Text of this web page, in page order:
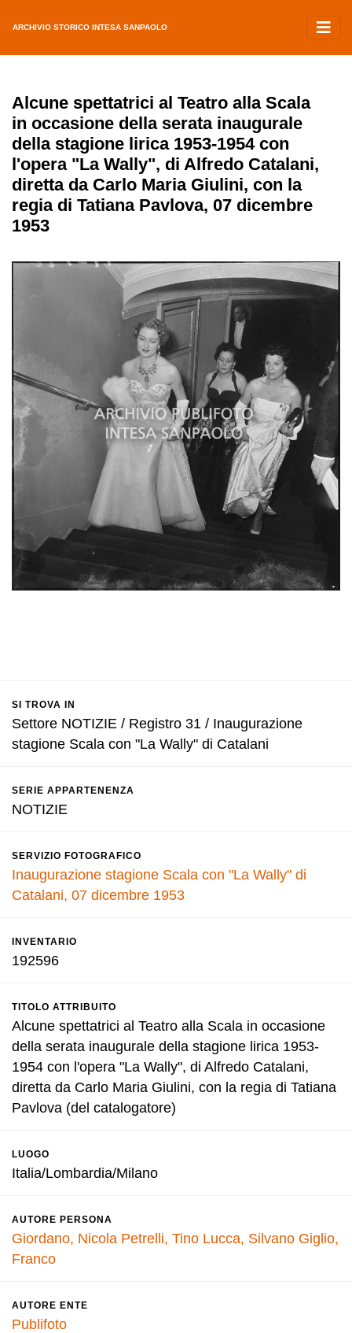
ARCHIVIO STORICO INTESA SANPAOLO
Alcune spettatrici al Teatro alla Scala
in occasione della serata inaugurale
della stagione lirica 1953-1954 con
l'opera "La Wally", di Alfredo Catalani,
diretta da Carlo Maria Giulini, con la
regia di Tatiana Pavlova, 07 dicembre
1953
SI TROVA IN
Settore NOTIZIE / Registro 31 / Inaugurazione
stagione Scala con "La Wally" di Catalani
SERIE APPARTENENZA
NOTIZIE
SERVIZIO FOTOGRAFICO
Inaugurazione stagione Scala con "La Wally" di
Catalani, 07 dicembre 1953
INVENTARIO
192596
TITOLO ATTRIBUITO
Alcune spettatrici al Teatro alla Scala in occasione
della serata inaugurale della stagione lirica 1953-
1954 con l'opera "La Wally", di Alfredo Catalani,
diretta da Carlo Maria Giulini, con la regia di Tatiana
Pavlova (del catalogatore)
LUOGO
Italia/Lombardia/Milano
AUTORE PERSONA
Giordano, Nicola Petrelli, Tino Lucca, Silvano Giglio,
Franco
AUTORE ENTE
Publifoto